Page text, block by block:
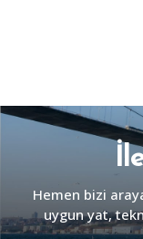
Hemen bizi
uygun yat,